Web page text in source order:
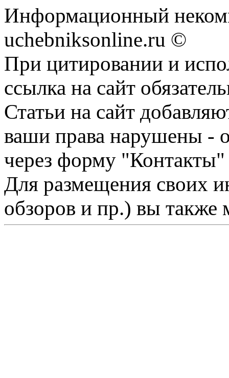
Информационный
uchebniksonline.ru ©
При цитировании и
ссылка на сайт
Статьи на сайт
ваши права нарушены -
через форму "Контакты"
Для размещения своих
обзоров и пр.) вы также